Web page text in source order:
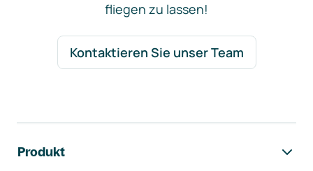
fliegen zu lassen!
Kontaktieren Sie unser Team
Produkt